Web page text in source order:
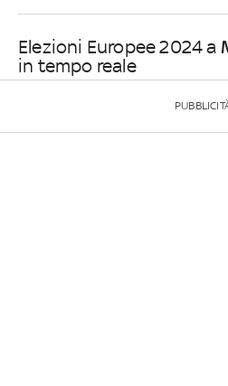
Elezioni Europee 2024 a
in tempo reale